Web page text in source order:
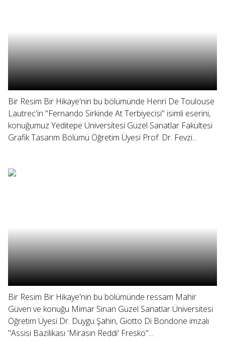
Bir Resim Bir Hikaye'nin bu bölümünde Henri De Toulouse
Lautrec'in "Fernando Sirkinde At Terbiyecisi" isimli eserini,
konuğumuz Yeditepe Üniversitesi Güzel Sanatlar Fakültesi
Grafik Tasarım Bölümü Öğretim Üyesi Prof. Dr. Fevzi...
Bir Resim Bir Hikaye'nin bu bölümünde ressam Mahir
Güven ve konuğu Mimar Sinan Güzel Sanatlar Üniversitesi
Öğretim Üyesi Dr. Duygu Şahin, Giotto Di Bondone imzalı
"Assisi Bazilikası 'Mirasın Reddi' Fresko"...